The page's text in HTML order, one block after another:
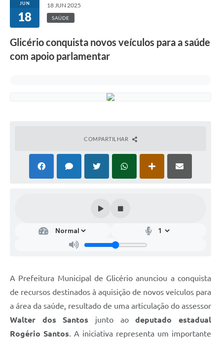
JUN
18
18 JUN 2025
SAÚDE
Glicério conquista novos veículos para a saúde
com apoio parlamentar
COMPARTILHAR
A Prefeitura Municipal de Glicério anunciou a conquista
de recursos destinados à aquisição de novos veículos para
a área da saúde, resultado de uma articulação do assessor
Walter dos Santos junto aodeputado estadual
Rogério Santos. A iniciativa representa um importante